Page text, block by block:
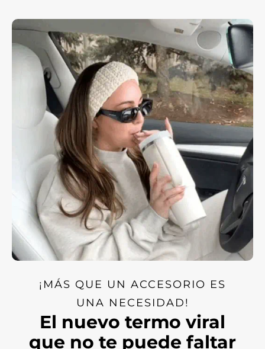
agua a lo largo del día, ayudando a mantener
una hidratación adecuada que es esencial para
la salud.
¡MÁS QUE UN ACCESORIO ES
UNA NECESIDAD!
El nuevo termo viral
que no te puede faltar